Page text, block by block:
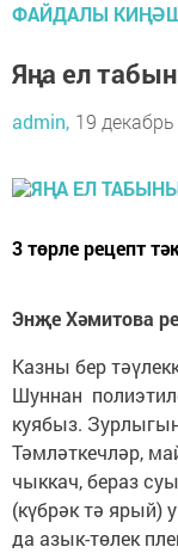
ФАЙДАЛЫ
Яңа ел
admin, 19
3 төрле рецепт
Энҗе Хәмитова
Казны бер
Шуннан
куябыз.
Тәмләткечләр,
чыккач, бераз
(күбрәк тә
да азык-төлек